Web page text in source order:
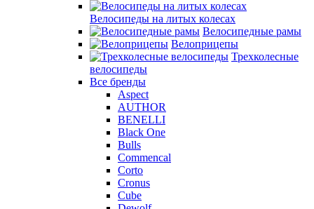
Велосипеды на литых колесах
Велосипедные рамы
Велоприцепы
Трехколесные
велосипеды
Все бренды
Aspect
AUTHOR
BENELLI
Black One
Bulls
Commencal
Corto
Cronus
Cube